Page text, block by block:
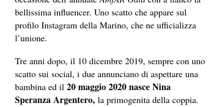
bellissima influencer. Uno scatto che appare sul
profilo Instagram della Marino, che ne ufficializza
l’unione.
Tre anni dopo, il 10 dicembre 2019, sempre con uno
scatto sui social, i due annunciano di aspettare una
bambina ed il 20 maggio 2020 nasce Nina
Speranza Argentero, la primogenita della coppia.